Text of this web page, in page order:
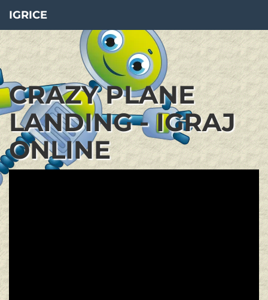
IGRICE
CRAZY PLANE
LANDING - IGRAJ
ONLINE